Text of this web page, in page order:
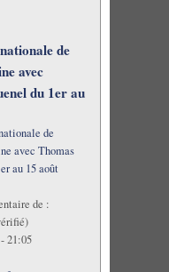
de
avec
du 1er au
de
avec Thomas
au 15 août
de :
21:05